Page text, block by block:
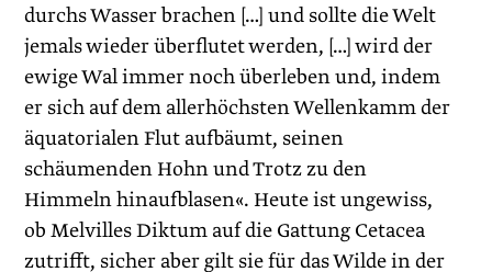
durchs Wasser brachen […] und sollte die Welt
jemals wieder überflutet werden, […] wird der
ewige Wal immer noch überleben und, indem
er sich auf dem allerhöchsten Wellenkamm der
äquatorialen Flut aufbäumt, seinen
schäumenden Hohn und Trotz zu den
Himmeln hinaufblasen«. Heute ist ungewiss,
ob Melvilles Diktum auf die Gattung Cetacea
zutrifft, sicher aber gilt sie für das Wilde in der